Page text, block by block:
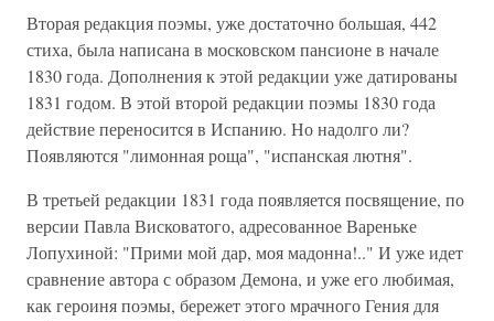
Вторая редакция поэмы, уже достаточно большая, 442
стиха, была написана в московском пансионе в начале
1830 года. Дополнения к этой редакции уже датированы
1831 годом. В этой второй редакции поэмы 1830 года
действие переносится в Испанию. Но надолго ли?
Появляются "лимонная роща", "испанская лютня".
В третьей редакции 1831 года появляется посвящение, по
версии Павла Висковатого, адресованное Вареньке
Лопухиной: "Прими мой дар, моя мадонна!.." И уже идет
сравнение автора с образом Демона, и уже его любимая,
как героиня поэмы, бережет этого мрачного Гения для